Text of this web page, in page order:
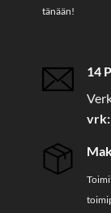
tänään!
14